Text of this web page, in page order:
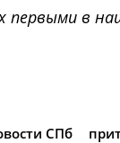
первыми в
СПб